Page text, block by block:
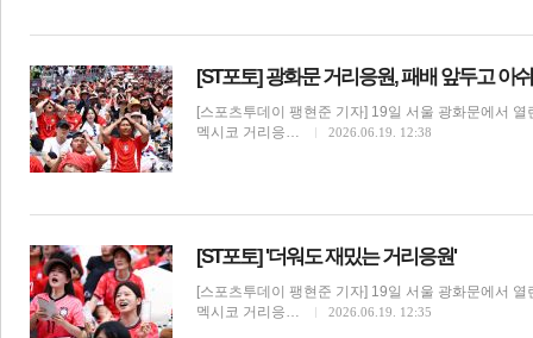
[ST포토] 광화문 거리응원, 패배 앞두고 아
[스포츠투데이 팽현준 기자] 19일 서울 광화문에서
멕시코 거리응…
2026.06.19. 12:38
[ST포토] '더워도 재밌는 거리응원'
[스포츠투데이 팽현준 기자] 19일 서울 광화문에서
멕시코 거리응…
2026.06.19. 12:35